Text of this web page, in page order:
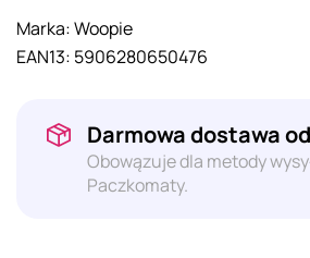
Marka:Woopie
EAN13: 5906280650476
Darmowa dostawa
Obowązuje dla metody
Paczkomaty.